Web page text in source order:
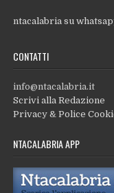
ntacalabria su
CONTATTI
info@ntacalabria.it
Scrivi alla Redazione
Privacy & Police
NTACALABRIA APP